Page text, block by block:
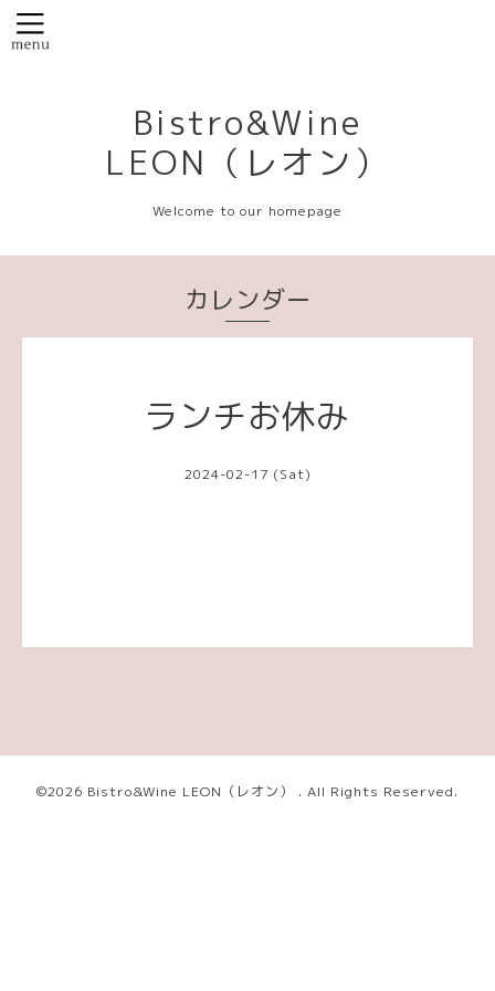
Bistro&Wine
LEON（レオン）
Welcome to our homepage
カレンダー
ランチお休み
2024-02-17 (Sat)
©2026 Bistro&Wine LEON（レオン） . All Rights Reserved.